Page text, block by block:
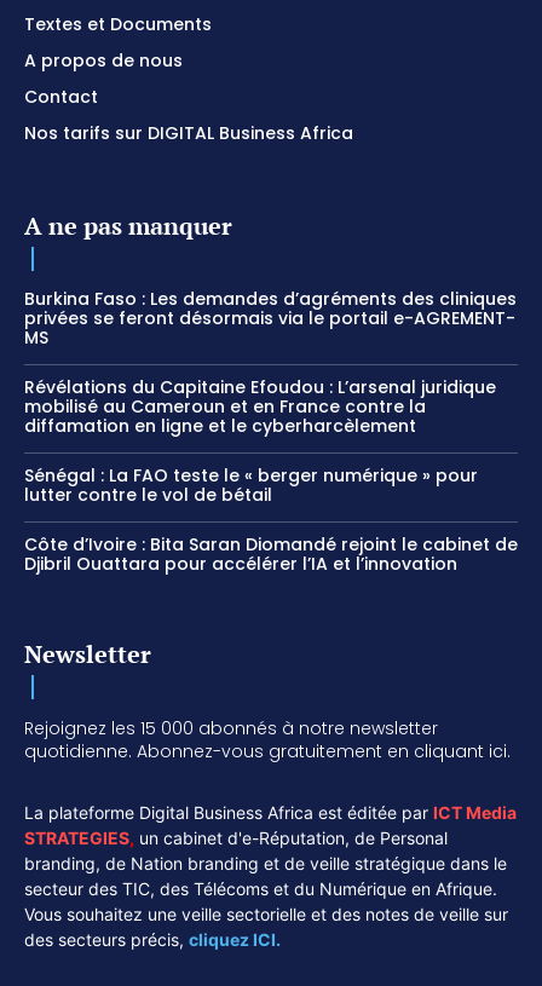
Textes et Documents
A propos de nous
Contact
Nos tarifs sur DIGITAL Business Africa
A ne pas manquer
Burkina Faso : Les demandes d’agréments des cliniques
privées se feront désormais via le portail e-AGREMENT-
MS
Révélations du Capitaine Efoudou : L’arsenal juridique
mobilisé au Cameroun et en France contre la
diffamation en ligne et le cyberharcèlement
Sénégal : La FAO teste le « berger numérique » pour
lutter contre le vol de bétail
Côte d’Ivoire : Bita Saran Diomandé rejoint le cabinet de
Djibril Ouattara pour accélérer l’IA et l’innovation
Newsletter
Rejoignez les 15 000 abonnés à notre newsletter
quotidienne. Abonnez-vous gratuitement en cliquant ici.
La plateforme Digital Business Africa est éditée par ICT Media
STRATEGIES, un cabinet d'e-Réputation, de Personal
branding, de Nation branding et de veille stratégique dans le
secteur des TIC, des Télécoms et du Numérique en Afrique.
Vous souhaitez une veille sectorielle et des notes de veille sur
des secteurs précis, cliquez ICI.